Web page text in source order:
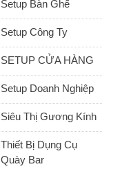
Setup Bàn Ghế
Setup Công Ty
SETUP CỬA HÀNG
Setup Doanh Nghiệp
Siêu Thị Gương Kính
Thiết Bị Dụng Cụ
Quày Bar